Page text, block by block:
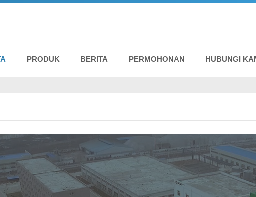
PRODUK BERITA PERMOHONAN HUBUNGI